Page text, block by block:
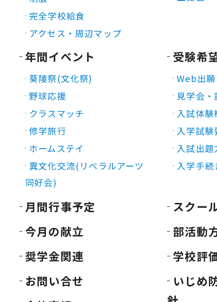
完全学校給食
アクセス・周辺マップ
年間イベント
葵陵祭(文化祭)
野球応援
クラスマッチ
修学旅行
ホームステイ
異文化交流(リベラルアーツ
同好会)
受験希
Web出願
見学会
入試体験
入学試験
入試出題
入学手続
月間行事予定
今月の献立
奨学金関連
お問い合せ
スクー
部活動
学校評
いじめ